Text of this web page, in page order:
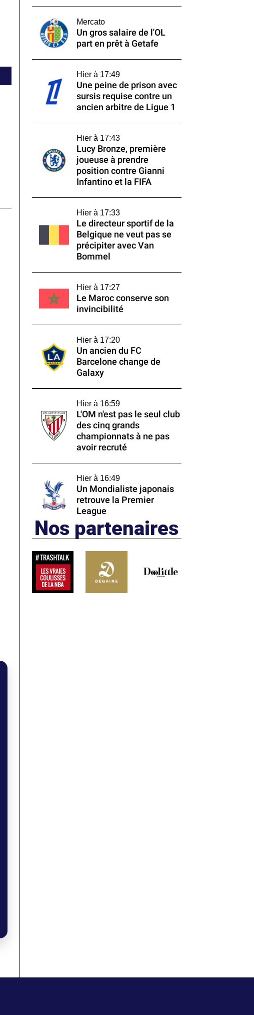
Mercato
Un gros salaire de l'OL
part en prêt à Getafe
Hier à 17:49
Une peine de prison avec
sursis requise contre un
ancien arbitre de Ligue 1
Hier à 17:43
Lucy Bronze, première
joueuse à prendre
position contre Gianni
Infantino et la FIFA
Hier à 17:33
Le directeur sportif de la
Belgique ne veut pas se
précipiter avec Van
Bommel
Hier à 17:27
Le Maroc conserve son
invincibilité
Hier à 17:20
Un ancien du FC
Barcelone change de
Galaxy
Hier à 16:59
L'OM n'est pas le seul club
des cinq grands
championnats à ne pas
avoir recruté
Hier à 16:49
Un Mondialiste japonais
retrouve la Premier
League
Nos partenaires